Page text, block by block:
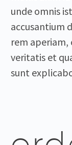
unde omnis
accusantium
rem aperiam,
veritatis et
sunt